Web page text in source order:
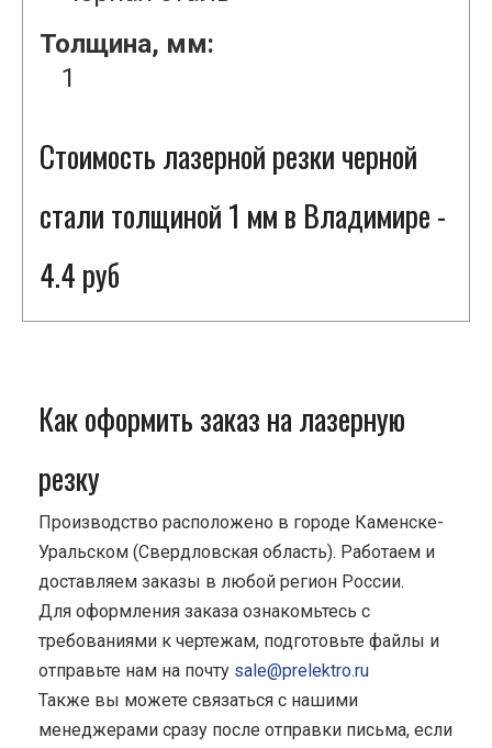
Толщина, мм:
1
Стоимость лазерной резки черной
стали толщиной 1 мм в Владимире -
4.4 руб
Как оформить заказ на лазерную
резку
Производство расположено в городе Каменске-
Уральском (Свердловская область). Работаем и
доставляем заказы в любой регион России.
Для оформления заказа ознакомьтесь с
требованиями к чертежам, подготовьте файлы и
отправьте нам на почту sale@prelektro.ru
Также вы можете связаться с нашими
менеджерами сразу после отправки письма, если